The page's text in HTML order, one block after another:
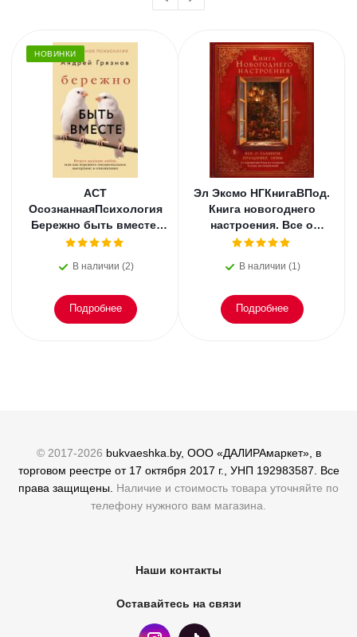
НОВИНКИ
АСТ
ОсознаннаяПсихология
Бережно быть вместе.
Второе дыхание любви,
эмоциональное
В наличии (2)
Подробнее
Эл Эксмо НГКнигаВПод.
Книга новогоднего
настроения. Все о
главном празднике
елки
В наличии (1)
Подробнее
© 2017-2026 bukvaeshka.by, ООО «ДАЛИРАмаркет», в
торговом реестре от 17 октября 2017 г., УНП 192983587. Все
права защищены. Наличие и стоимость товара уточняйте по
телефону нужного вам магазина.
Наши контакты
Оставайтесь на связи